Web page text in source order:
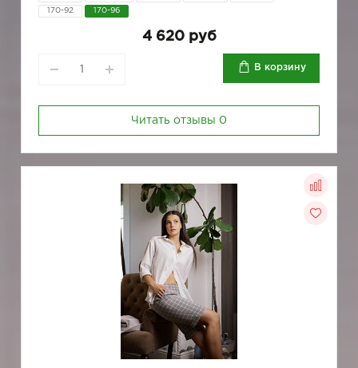
170-92 170-96
4 620 руб
В корзину
Читать отзывы 0